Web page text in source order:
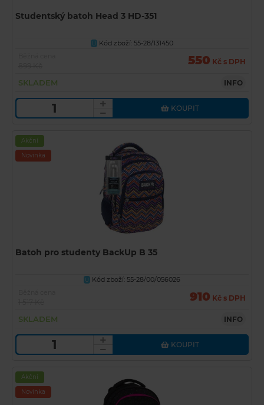
Studentský batoh Head 3 HD-351
U
Kód zboží: 55-28/131450
550 Kč s DPH
SKLADEM INFO
KOUPIT
Akční
Novinka
Batoh pro studenty BackUp B 35
U
Kód zboží: 55-28/00/056026
910 Kč s DPH
SKLADEM INFO
KOUPIT
Akční
Novinka